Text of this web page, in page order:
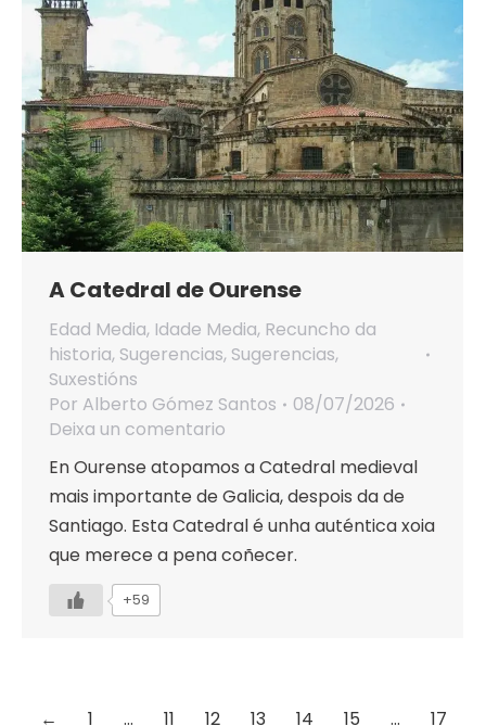
A Catedral de Ourense
Edad Media, Idade Media, Recuncho da
historia, Sugerencias, Sugerencias,
Suxestións
Por Alberto Gómez Santos
08/07/2026
Deixa un comentario
En Ourense atopamos a Catedral medieval
mais importante de Galicia, despois da de
Santiago. Esta Catedral é unha auténtica xoia
que merece a pena coñecer.
+59
← 1 … 11 12 13 14 15 … 17